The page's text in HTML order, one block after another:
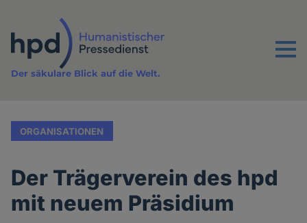
Inhalt
Menu
Der säkulare Blick auf die Welt.
ORGANISATIONEN
Der Trägerverein des hpd
mit neuem Präsidium